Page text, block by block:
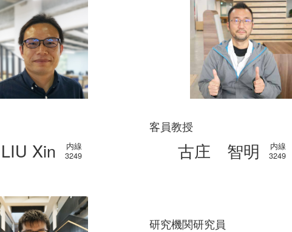
LIU Xin
内線
3249
客員教授
古庄 智明
内線
3249
研究機関研究員